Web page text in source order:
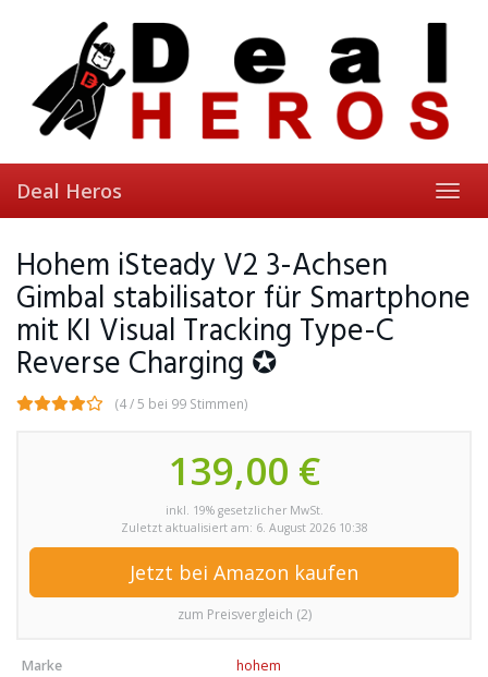
Deal Heros
Hohem iSteady V2 3-Achsen
Gimbal stabilisator für Smartphone
mit KI Visual Tracking Type-C
Reverse Charging ✪
(4 / 5 bei 99 Stimmen)
139,00 €
inkl. 19% gesetzlicher MwSt.
Zuletzt aktualisiert am: 6. August 2026 10:38
Jetzt bei Amazon kaufen
zum Preisvergleich (2)
Marke
hohem